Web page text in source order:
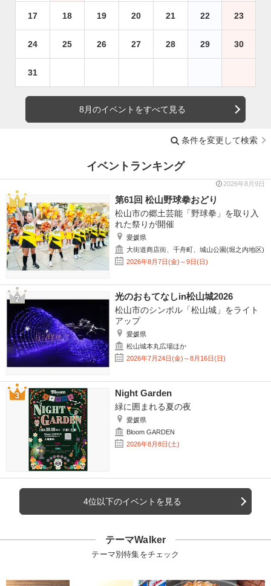
17 18 19 20 21 22 23
24 25 26 27 28 29 30
31
8月のイベントをすべて見る
条件を変更して検索
イベントランキング
2026年8月9日
第61回 松山野球拳おどり
松山市の郷土芸能「野球拳」を取り入
れた祭りが開催
愛媛県
大街道商店街、千舟町、城山公園(堀之内地区)
2026年8月7日(金)～9日(日)
光のおもてなしin松山城2026
松山市のシンボル「松山城」をライト
アップ
愛媛県
松山城本丸広場ほか
2026年7月24日(金)～8月16日(日)
Night Garden
緑に囲まれる夏の夜
愛媛県
Bloom GARDEN
2026年8月8日(土)
4位以下のイベントを見る
テーマWalker
テーマ別特集をチェック